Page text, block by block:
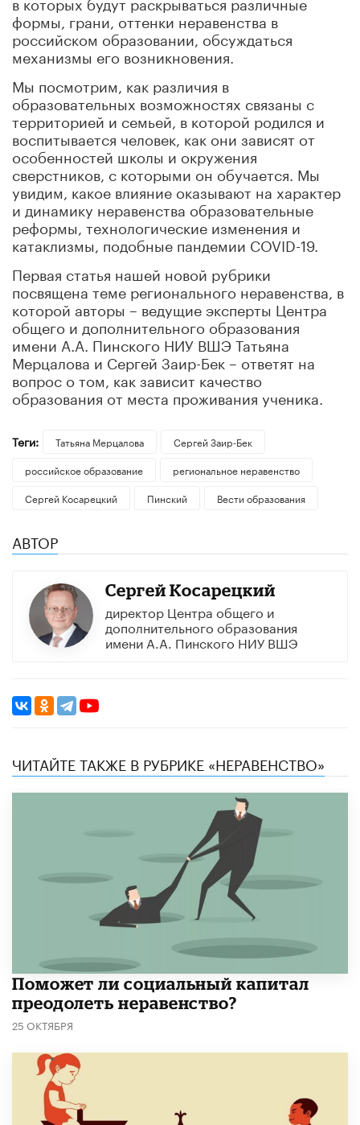
формы, грани, оттенки неравенства в
российском образовании, обсуждаться
механизмы его возникновения.
Мы посмотрим, как различия в
образовательных возможностях связаны с
территорией и семьей, в которой родился и
воспитывается человек, как они зависят от
особенностей школы и окружения
сверстников, с которыми он обучается. Мы
увидим, какое влияние оказывают на характер
и динамику неравенства образовательные
реформы, технологические изменения и
катаклизмы, подобные пандемии COVID-19.
Первая статья нашей новой рубрики
посвящена теме регионального неравенства, в
которой авторы – ведущие эксперты Центра
общего и дополнительного образования
имени А.А. Пинского НИУ ВШЭ Татьяна
Мерцалова и Сергей Заир-Бек – ответят на
вопрос о том, как зависит качество
образования от места проживания ученика.
Теги: Татьяна Мерцалова
Сергей Заир-Бек
российское образование
региональное неравенство
Сергей Косарецкий
Пинский Вести образования
АВТОР
Сергей Косарецкий
директор Центра общего и
дополнительного образования
имени А.А. Пинского НИУ ВШЭ​
ЧИТАЙТЕ ТАКЖЕ В РУБРИКЕ «НЕРАВЕНСТВО»
Поможет ли социальный капитал
преодолеть неравенство?
25 ОКТЯБРЯ